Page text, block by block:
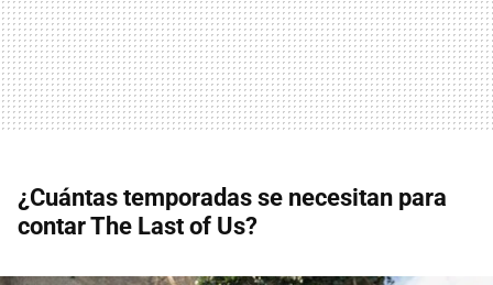
¿Cuántas temporadas se necesitan para
contar The Last of Us?